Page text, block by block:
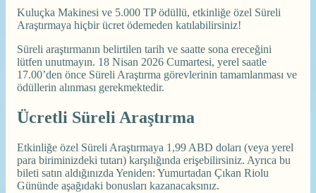
Kuluçka Makinesi ve 5.000 TP ödüllü, etkinliğe özel Süreli
Araştırmaya hiçbir ücret ödemeden katılabilirsiniz!
Süreli araştırmanın belirtilen tarih ve saatte sona ereceğini
lütfen unutmayın. 18 Nisan 2026 Cumartesi, yerel saatle
17.00’den önce Süreli Araştırma görevlerinin tamamlanması ve
ödüllerin alınması gerekmektedir.
Ücretli Süreli Araştırma
Etkinliğe özel Süreli Araştırmaya 1,99 ABD doları (veya yerel
para biriminizdeki tutarı) karşılığında erişebilirsiniz. Ayrıca bu
bileti satın aldığınızda Yeniden: Yumurtadan Çıkan Riolu
Gününde aşağıdaki bonusları kazanacaksınız.